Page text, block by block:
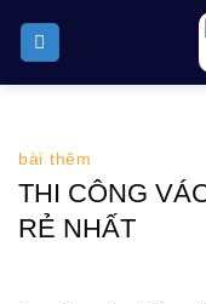
bài thêm
THI CÔNG
RẺ NHẤT